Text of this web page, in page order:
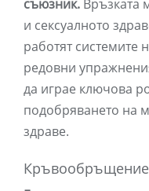
съюзник. Връзката
и сексуалното
работят системите
редовни
да играе ключова
подобряването на
здраве.
Кръвообръщение